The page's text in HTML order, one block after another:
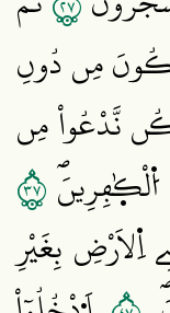
مِن دُونِ
نَّدْعُواْ مِن
٧٣
بِغَيْرِ